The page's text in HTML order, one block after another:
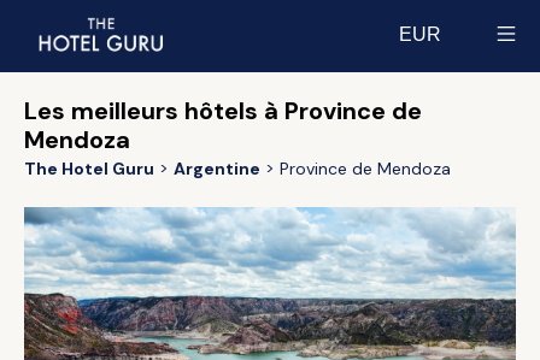
EUR
Les meilleurs hôtels à Province de
Mendoza
The Hotel Guru Argentine Province de Mendoza